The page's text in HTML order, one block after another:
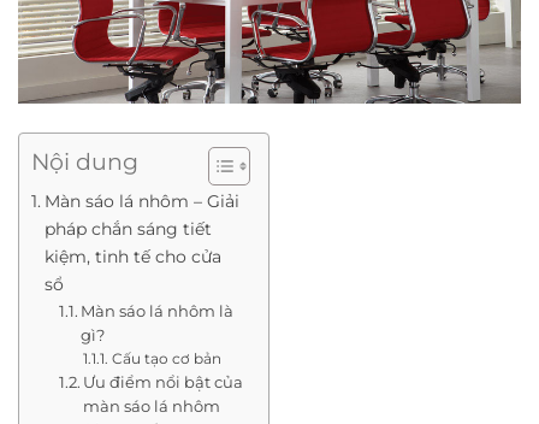
Nội dung
Màn sáo lá nhôm – Giải
pháp chắn sáng tiết
kiệm, tinh tế cho cửa
sổ
Màn sáo lá nhôm là
gì?
Cấu tạo cơ bản
Ưu điểm nổi bật của
màn sáo lá nhôm